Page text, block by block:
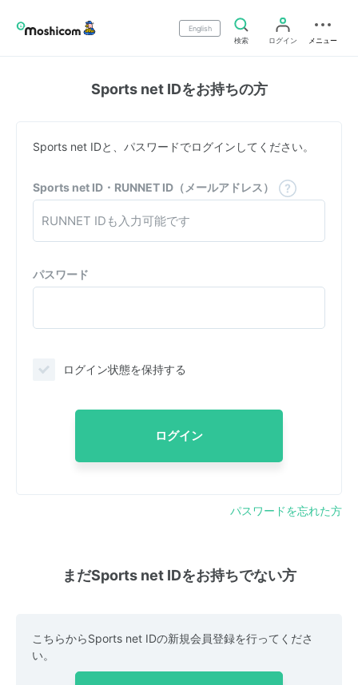
English
検索
ログイン メニュー
Sports net IDをお持ちの方
Sports net IDと、パスワードでログインしてください。
Sports net ID・RUNNET ID（メールアドレス）
パスワード
ログイン状態を保持する
ログイン
パスワードを忘れた方
まだSports net IDをお持ちでない方
こちらからSports net IDの新規会員登録を行ってくださ
い。